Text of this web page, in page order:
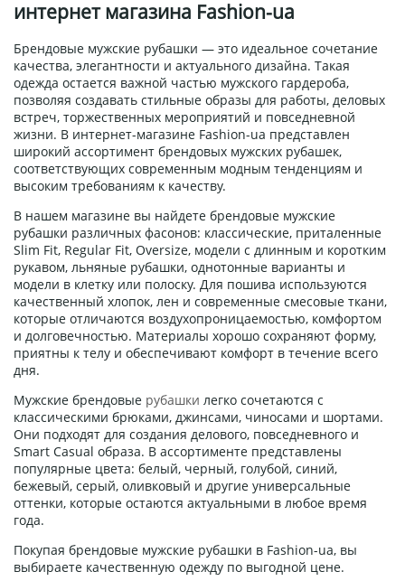
интернет магазина Fashion-ua
Брендовые мужские рубашки — это идеальное сочетание
качества, элегантности и актуального дизайна. Такая
одежда остается важной частью мужского гардероба,
позволяя создавать стильные образы для работы, деловых
встреч, торжественных мероприятий и повседневной
жизни. В интернет-магазине Fashion-ua представлен
широкий ассортимент брендовых мужских рубашек,
соответствующих современным модным тенденциям и
высоким требованиям к качеству.
В нашем магазине вы найдете брендовые мужские
рубашки различных фасонов: классические, приталенные
Slim Fit, Regular Fit, Oversize, модели с длинным и коротким
рукавом, льняные рубашки, однотонные варианты и
модели в клетку или полоску. Для пошива используются
качественный хлопок, лен и современные смесовые ткани,
которые отличаются воздухопроницаемостью, комфортом
и долговечностью. Материалы хорошо сохраняют форму,
приятны к телу и обеспечивают комфорт в течение всего
дня.
Мужские брендовые рубашки легко сочетаются с
классическими брюками, джинсами, чиносами и шортами.
Они подходят для создания делового, повседневного и
Smart Casual образа. В ассортименте представлены
популярные цвета: белый, черный, голубой, синий,
бежевый, серый, оливковый и другие универсальные
оттенки, которые остаются актуальными в любое время
года.
Покупая брендовые мужские рубашки в Fashion-ua, вы
выбираете качественную одежду по выгодной цене.